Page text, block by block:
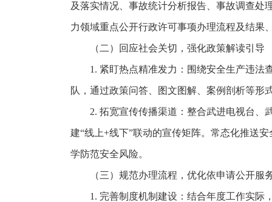
及落实情况、事故统计分析报告、事故调查处
力领域重点公开行政许可事项办理流程及结果
（二）回应社会关切，强化政策解读引导
1. 紧盯热点精准发力：围绕安全生产违法
队，通过政策问答、图文图解、案例剖析等形
2. 拓宽宣传传播渠道：整合武进电视台、
建“线上+线下”联动的宣传矩阵。常态化推送
学防范安全风险。
（三）规范办理流程，优化依申请公开服
1. 完善制度机制建设：结合年度工作实际